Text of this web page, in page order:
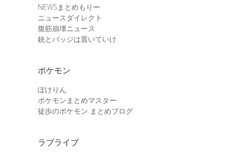
NEWSまとめもりー
ニュースダイレクト
腹筋崩壊ニュース
銃とバッジは置いていけ
ポケモン
ぽけりん
ポケモンまとめマスター
徒歩のポケモン まとめブログ
ラブライブ